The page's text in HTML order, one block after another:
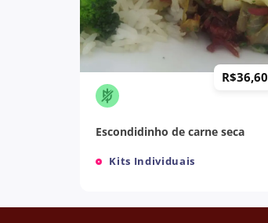
Kits Individuais
Escondidinho de carne seca
R$36,60